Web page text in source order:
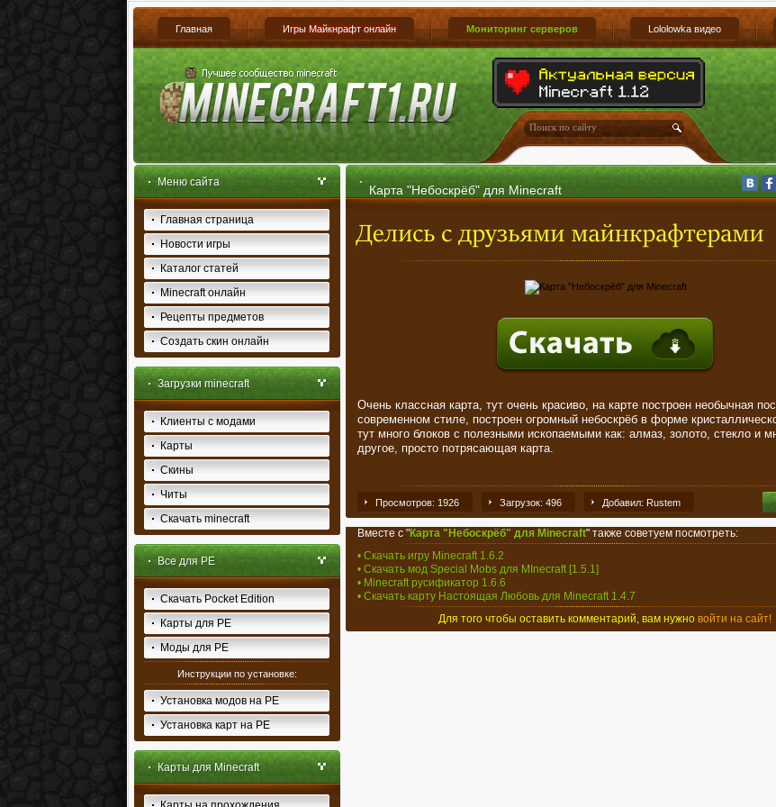
Главная Игры Майкнрафт онлайн Мониторинг серверов Lololowka видео
Меню сайта
Главная страница
Новости игры
Каталог статей
Minecraft онлайн
Рецепты предметов
Создать скин онлайн
Загрузки minecraft
Клиенты с модами
Карты
Скины
Читы
Скачать minecraft
Все для PE
Скачать Pocket Edition
Карты для PE
Моды для PE
Инструкции по установке:
Установка модов на PE
Установка карт на PE
Карты для Minecraft
Карта "Небоскрёб" для Minecraft
Очень классная карта, тут очень красиво, на карте построен необычная
современном стиле, построен огромный небоскрёб в форме
тут много блоков с полезными ископаемыми как: алмаз, золото, стекло и
другое, просто потрясающая карта.
Просмотров: 1926 Загрузок: 496 Добавил: Rustem
Вместе с "Карта "Небоскрёб" для Minecraft" также советуем посмотреть:
• Скачать игру Minecraft 1.6.2
• Скачать мод Special Mobs для MInecraft [1.5.1]
• Minecraft русификатор 1.6.6
• Скачать карту Настоящая Любовь для Minecraft 1.4.7
Для того чтобы оставить комментарий, вам нужно войти на сайт!